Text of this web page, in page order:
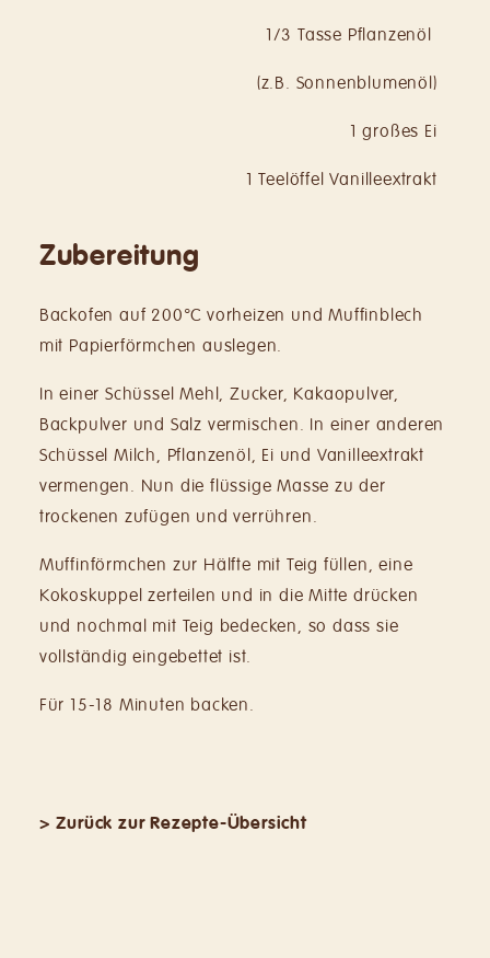
1/3 Tasse Pflanzenöl
(z.B. Sonnenblumenöl)
1 großes Ei
1 Teelöffel Vanilleextrakt
Zubereitung
Backofen auf 200°C vorheizen und Muffinblech
mit Papierförmchen auslegen.
In einer Schüssel Mehl, Zucker, Kakaopulver,
Backpulver und Salz vermischen. In einer anderen
Schüssel Milch, Pflanzenöl, Ei und Vanilleextrakt
vermengen. Nun die flüssige Masse zu der
trockenen zufügen und verrühren.
Muffinförmchen zur Hälfte mit Teig füllen, eine
Kokoskuppel zerteilen und in die Mitte drücken
und nochmal mit Teig bedecken, so dass sie
vollständig eingebettet ist.
Für 15-18 Minuten backen.
> Zurück zur Rezepte-Übersicht